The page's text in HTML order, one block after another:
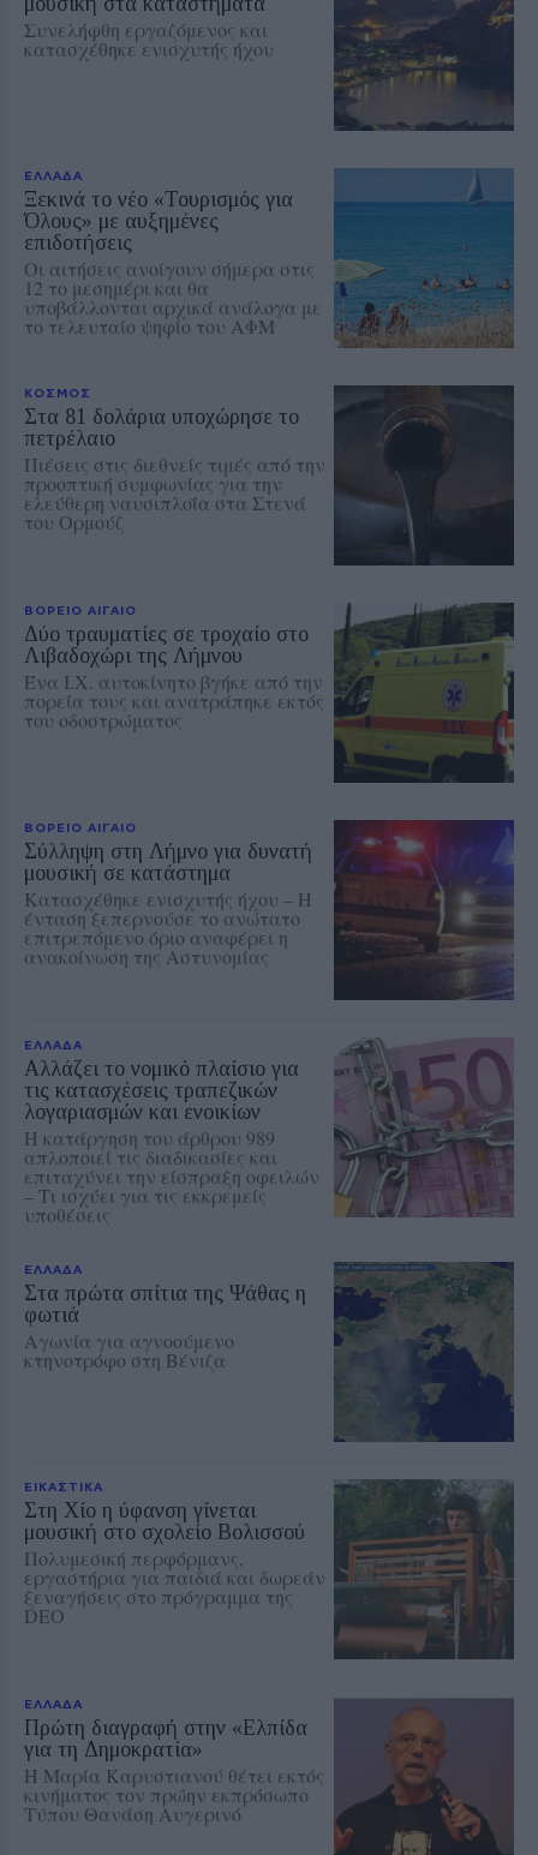
Συνελήφθη εργαζόμενος και
κατασχέθηκε ενισχυτής ήχου
ΕΛΛΑΔΑ
Ξεκινά το νέο «Τουρισμός για
Όλους» με αυξημένες
επιδοτήσεις
Οι αιτήσεις ανοίγουν σήμερα στις
12 το μεσημέρι και θα
υποβάλλονται αρχικά ανάλογα με
το τελευταίο ψηφίο του ΑΦΜ
ΚΟΣΜΟΣ
Στα 81 δολάρια υποχώρησε το
πετρέλαιο
Πιέσεις στις διεθνείς τιμές από την
προοπτική συμφωνίας για την
ελεύθερη ναυσιπλοΐα στα Στενά
του Ορμούζ
ΒΟΡΕΙΟ ΑΙΓΑΙΟ
Δύο τραυματίες σε τροχαίο στο
Λιβαδοχώρι της Λήμνου
Ένα Ι.Χ. αυτοκίνητο βγήκε από την
πορεία τους και ανατράπηκε εκτός
του οδοστρώματος
ΒΟΡΕΙΟ ΑΙΓΑΙΟ
Σύλληψη στη Λήμνο για δυνατή
μουσική σε κατάστημα
Κατασχέθηκε ενισχυτής ήχου – Η
ένταση ξεπερνούσε το ανώτατο
επιτρεπόμενο όριο αναφέρει η
ανακοίνωση της Αστυνομίας
ΕΛΛΑΔΑ
Αλλάζει το νομικό πλαίσιο για
τις κατασχέσεις τραπεζικών
λογαριασμών και ενοικίων
Η κατάργηση του άρθρου 989
απλοποιεί τις διαδικασίες και
επιταχύνει την είσπραξη οφειλών
– Τι ισχύει για τις εκκρεμείς
υποθέσεις
ΕΛΛΑΔΑ
Στα πρώτα σπίτια της Ψάθας η
φωτιά
Αγωνία για αγνοούμενο
κτηνοτρόφο στη Βένιζα
ΕΙΚΑΣΤΙΚΑ
Στη Χίο η ύφανση γίνεται
μουσική στο σχολείο Βολισσού
Πολυμεσική περφόρμανς,
εργαστήρια για παιδιά και δωρεάν
ξεναγήσεις στο πρόγραμμα της
DEO
ΕΛΛΑΔΑ
Πρώτη διαγραφή στην «Ελπίδα
για τη Δημοκρατία»
Η Μαρία Καρυστιανού θέτει εκτός
κινήματος τον πρώην εκπρόσωπο
Τύπου Θανάση Αυγερινό